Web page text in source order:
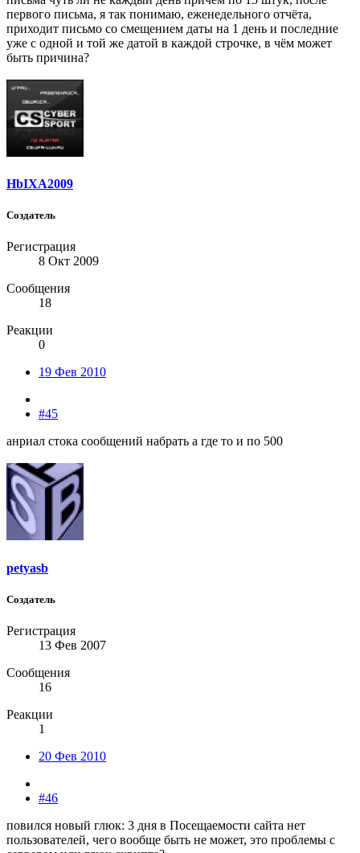
первого письма, я так понимаю, еженедельного отчёта,
приходит письмо со смещением даты на 1 день и последние
уже с одной и той же датой в каждой строчке, в чём может
быть причина?
HbIXA2009
Создатель
Регистрация
8 Окт 2009
Сообщения
18
Реакции
0
19 Фев 2010
#45
анриал стока сообщений набрать а где то и по 500
petyasb
Создатель
Регистрация
13 Фев 2007
Сообщения
16
Реакции
1
20 Фев 2010
#46
повился новый глюк: 3 дня в Посещаемости сайта нет
пользователей, чего вообще быть не может, это проблемы с